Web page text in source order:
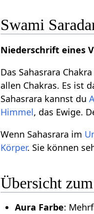
Swami
Niederschrift eines
Das Sahasrara
allen Chakras. Es ist
Sahasrara kannst du
Himmel, das Ewige.
Wenn Sahasrara im
Körper. Sie können
Übersicht
Aura Farbe: